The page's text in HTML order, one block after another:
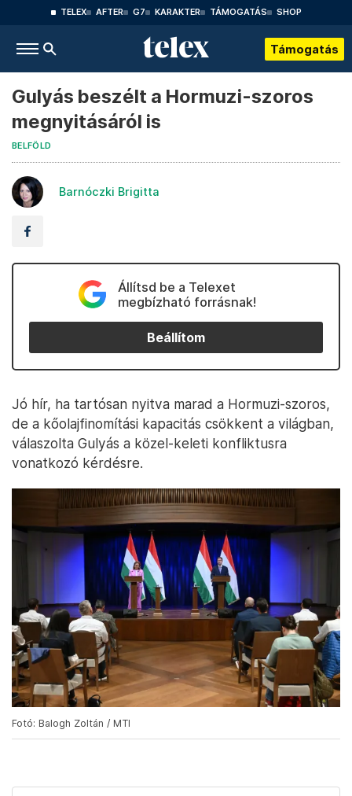
TELEX AFTER G7 KARAKTER TÁMOGATÁS SHOP
Támogatás
Gulyás beszélt a Hormuzi-szoros
megnyitásáról is
BELFÖLD
Barnóczki Brigitta
Állítsd be a Telexet
megbízható forrásnak!
Beállítom
Jó hír, ha tartósan nyitva marad a Hormuzi-szoros,
de a kőolajfinomítási kapacitás csökkent a világban,
válaszolta Gulyás a közel-keleti konfliktusra
vonatkozó kérdésre.
Fotó: Balogh Zoltán / MTI